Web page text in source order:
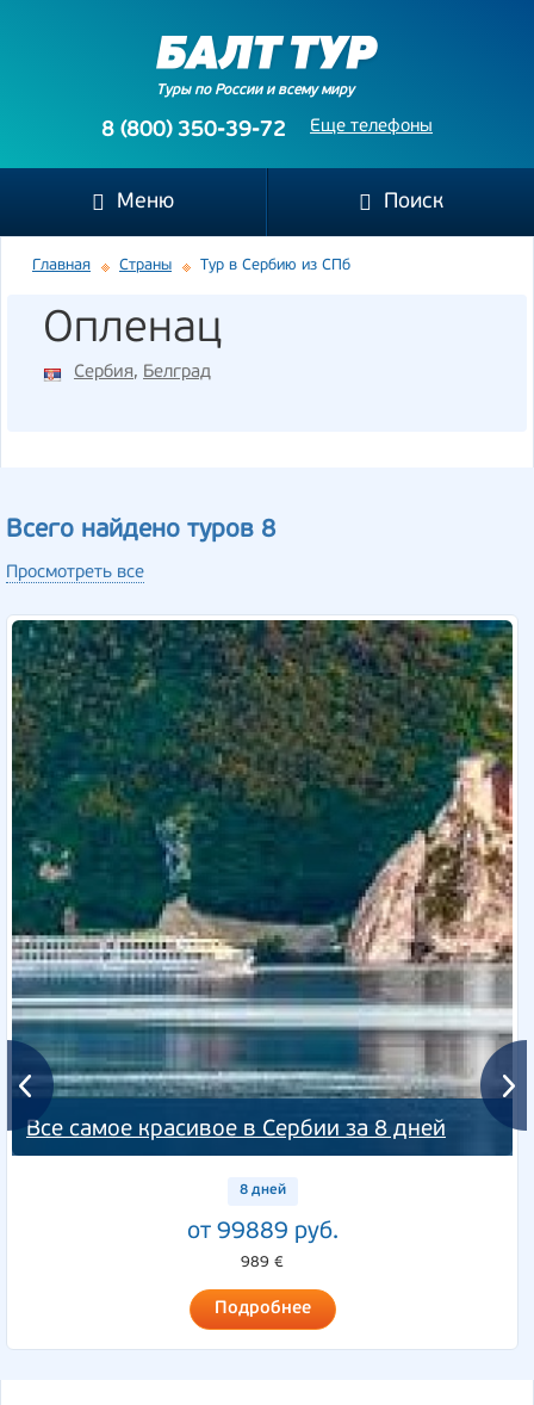
Туры по России и всему миру
Еще телефоны
8 (800) 350-39-72
Меню Поиск
Главная Страны Тур в Сербию из СПб
Опленац
Сербия, Белград
Всего найдено туров 8
Просмотреть все
Все самое красивое в Сербии за 8 дней
8 дней
от 99889 руб.
989 €
Подробнее